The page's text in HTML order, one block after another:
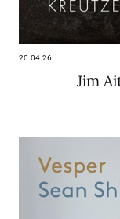
20.04.26
Jim